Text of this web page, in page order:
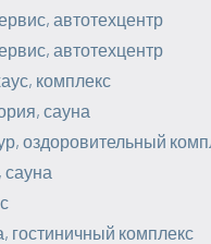
автотехцентр
автотехцентр
комплекс
сауна
оздоровительный
сауна
гостиничный комплекс